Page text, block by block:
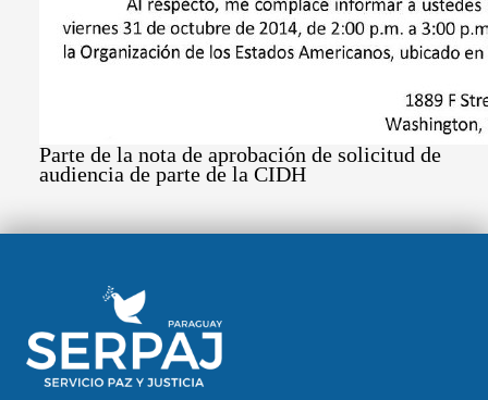
Parte de la nota de aprobación de solicitud de
audiencia de parte de la CIDH